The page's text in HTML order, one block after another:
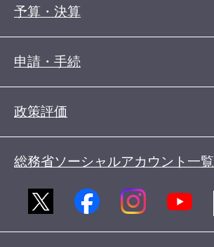
予算・決算
申請・手続
政策評価
総務省ソーシャルアカウント一覧